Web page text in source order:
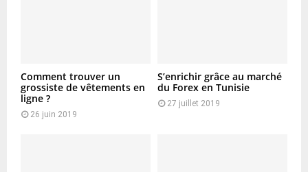
Comment trouver un
grossiste de vêtements en
ligne ?
26 juin 2019
S’enrichir grâce au marché
du Forex en Tunisie
27 juillet 2019